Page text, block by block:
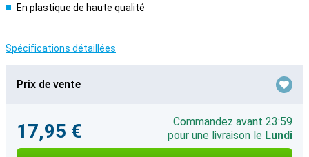
En plastique de haute qualité
Spécifications détaillées
Prix de vente
17,95 €
Commandez avant 23:59
pour une livraison le Lundi